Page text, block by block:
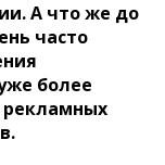
А что же до
часто
более